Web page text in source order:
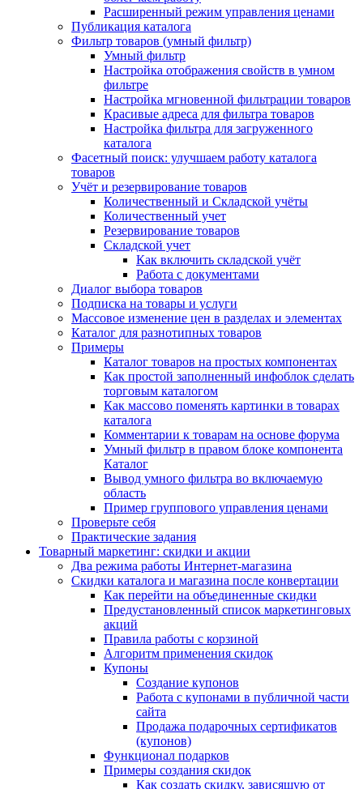
Расширенный режим управления ценами
Публикация каталога
Фильтр товаров (умный фильтр)
Умный фильтр
Настройка отображения свойств в умном
фильтре
Настройка мгновенной фильтрации товаров
Красивые адреса для фильтра товаров
Настройка фильтра для загруженного
каталога
Фасетный поиск: улучшаем работу каталога
товаров
Учёт и резервирование товаров
Количественный и Складской учёты
Количественный учет
Резервирование товаров
Складской учет
Как включить складской учёт
Работа с документами
Диалог выбора товаров
Подписка на товары и услуги
Массовое изменение цен в разделах и элементах
Каталог для разнотипных товаров
Примеры
Каталог товаров на простых компонентах
Как простой заполненный инфоблок сделать
торговым каталогом
Как массово поменять картинки в товарах
каталога
Комментарии к товарам на основе форума
Умный фильтр в правом блоке компонента
Каталог
Вывод умного фильтра во включаемую
область
Пример группового управления ценами
Проверьте себя
Практические задания
Товарный маркетинг: скидки и акции
Два режима работы Интернет-магазина
Скидки каталога и магазина после конвертации
Как перейти на объединенные скидки
Предустановленный список маркетинговых
акций
Правила работы с корзиной
Алгоритм применения скидок
Купоны
Создание купонов
Работа с купонами в публичной части
сайта
Продажа подарочных сертификатов
(купонов)
Функционал подарков
Примеры создания скидок
Как создать скидку, зависящую от